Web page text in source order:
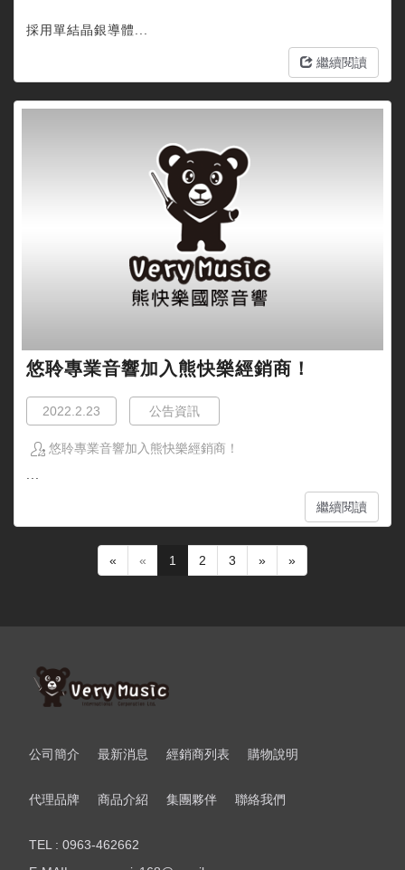
採用單結晶銀導體...
繼續閱讀
悠聆專業音響加入熊快樂經銷商！
2022.2.23 公告資訊
悠聆專業音響加入熊快樂經銷商！
繼續閱讀
« « 1 2 3 » »
公司簡介 最新消息 經銷商列表 購物說明
代理品牌 商品介紹 集團夥伴 聯絡我們
TEL : 0963-462662